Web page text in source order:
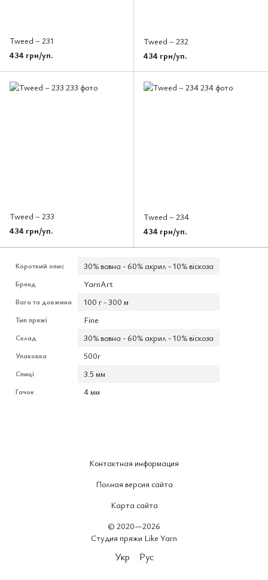
Tweed – 231
434 грн/уп.
Tweed – 232
434 грн/уп.
Tweed – 233
434 грн/уп.
Tweed – 234
434 грн/уп.
Короткий опис 30% вовна - 60% акрил - 10% віскоза
Бренд YarnArt
Вага та довжина 100 г - 300 м
Тип пряжі Fine
Склад 30% вовна - 60% акрил - 10% віскоза
Упаковка 500г
Спиці 3.5 мм
Гачок 4 мм
Контактная информация
Полная версия сайта
Карта сайта
© 2020—2026
Студия пряжи Like Yarn
Укр Рус